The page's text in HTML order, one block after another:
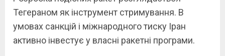
Тегераном як інструмент стримування. В
умовах санкцій і міжнародного тиску Іран
активно інвестує у власні ракетні програми.